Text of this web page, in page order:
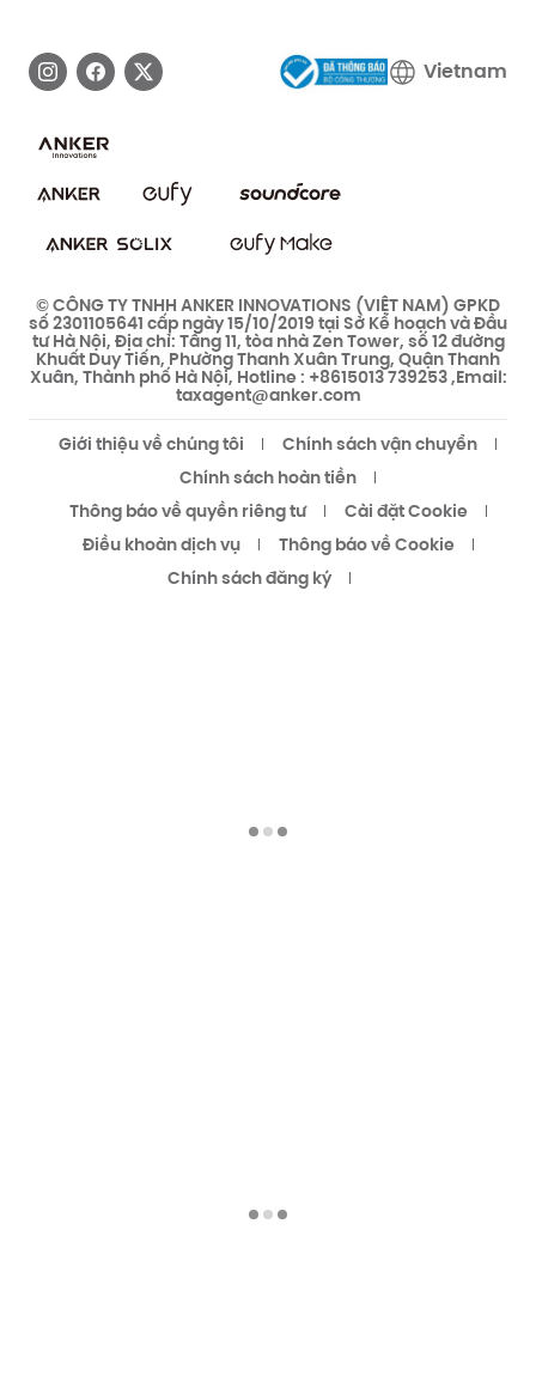
Liên hệ với chúng tôi
Cộng đồng bảo mật eufy
Cộng đồng eufy Clean
Vietnam
© CÔNG TY TNHH ANKER INNOVATIONS (VIỆT NAM) GPKD
số 2301105641 cấp ngày 15/10/2019 tại Sở Kế hoạch và Đầu
tư Hà Nội, Địa chỉ: Tầng 11, tòa nhà Zen Tower, số 12 đường
Khuất Duy Tiến, Phường Thanh Xuân Trung, Quận Thanh
Xuân, Thành phố Hà Nội, Hotline : +8615013 739253 ,Email:
taxagent@anker.com
Giới thiệu về chúng tôi
Chính sách vận chuyển
Chính sách hoàn tiền
Thông báo về quyền riêng tư
Cài đặt Cookie
Điều khoản dịch vụ
Thông báo về Cookie
Chính sách đăng ký